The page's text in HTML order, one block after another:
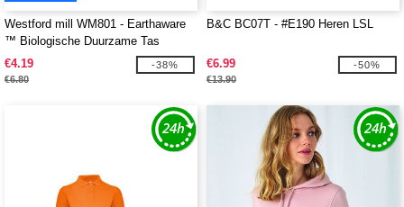
Westford mill WM801 - Earthaware
™ Biologische Duurzame Tas
€4.19
€6.80
-38%
B&C BC07T - #E190 Heren LSL
€6.99
€13.90
-50%